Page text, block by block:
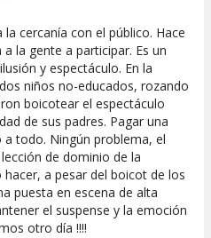
10
Interpretación
artística
la cercanía con el público. Hace
la gente a participar. Es un
y espectáculo. En la
niños no-educados, rozando
boicotear el espectáculo
de sus padres. Pagar una
todo. Ningún problema, el
de dominio de la
a pesar del boicot de los
puesta en escena de alta
el suspense y la emoción
otro día !!!!